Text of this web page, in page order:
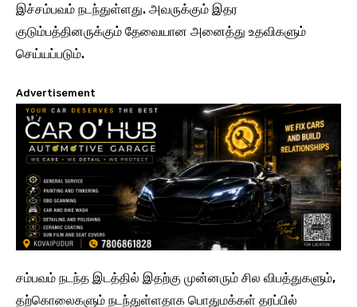
இச்சம்பவம் நடந்துள்ளது. அவருக்கும் இதர
குடும்பத்தினருக்கும் தேவையான அனைத்து உதவிகளும்
செய்யப்படும்.
Advertisement
சம்பவம் நடந்த இடத்தில் இதற்கு முன்னரும் சில விபத்துகளும்,
தற்கொலைகளும் நடந்துள்ளதாக பொதுமக்கள் தரப்பில்